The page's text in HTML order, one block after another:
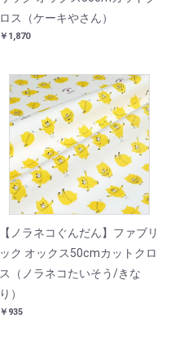
ロス（ケーキやさん）
￥1,870
【ノラネコぐんだん】ファブリ
ック オックス50cmカットクロ
ス（ノラネコたいそう/きな
り）
￥935